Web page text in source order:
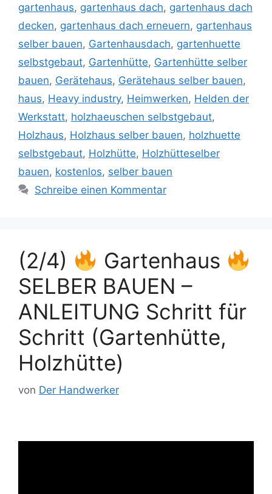
gartenhaus, gartenhaus dach, gartenhaus dach
decken, gartenhaus dach erneuern, gartenhaus
selber bauen, Gartenhausdach, gartenhuette
selbstgebaut, Gartenhütte, Gartenhütte selber
bauen, Gerätehaus, Gerätehaus selber bauen,
haus, Heavy industry, Heimwerken, Helden der
Werkstatt, holzhaeuschen selbstgebaut,
Holzhaus, Holzhaus selber bauen, holzhuette
selbstgebaut, Holzhütte, Holzhütteselber
bauen, kostenlos, selber bauen
Schreibe einen Kommentar
(2/4)
Gartenhaus
SELBER BAUEN –
ANLEITUNG Schritt für
Schritt (Gartenhütte,
Holzhütte)
von Der Handwerker